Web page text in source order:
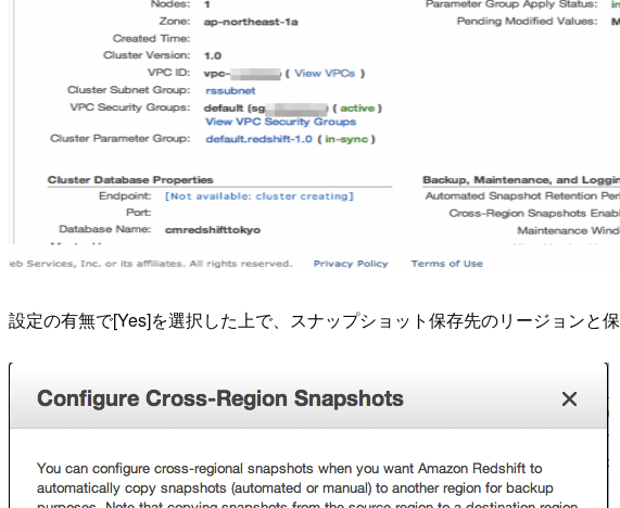
設定の有無で[Yes]を選択した上で、スナップショット保存先のリージョンと